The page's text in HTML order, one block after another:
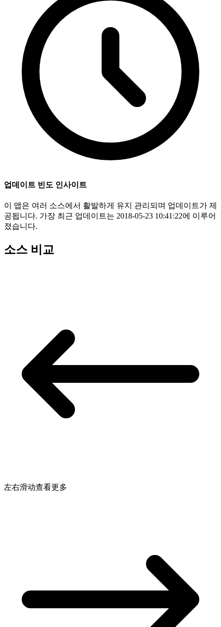
업데이트 빈도 인사이트
이 앱은 여러 소스에서 활발하게 유지 관리되며 업데이트가 제
공됩니다. 가장 최근 업데이트는 2018-05-23 10:41:22에 이루어
졌습니다.
소스 비교
左右滑动查看更多